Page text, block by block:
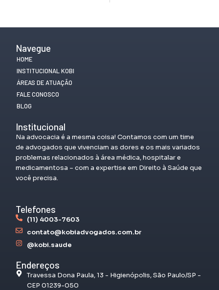
Navegue
HOME
INSTITUCIONAL KOBI
ÁREAS DE ATUAÇÃO
FALE CONOSCO
BLOG
Institucional
Na advocacia é a mesma coisa! Contamos com um time
de advogados que vivenciam as dores e os mais variados
problemas relacionados à área médica, hospitalar e
medicamentosa – com a expertise em Direito à Saúde que
você precisa.
Telefones
(11) 4003-7603
contato@kobiadvogados.com.br
@kobi.saude
Endereços
Travessa Dona Paula, 13 - Higienópolis, São Paulo/SP -
CEP 01239-050